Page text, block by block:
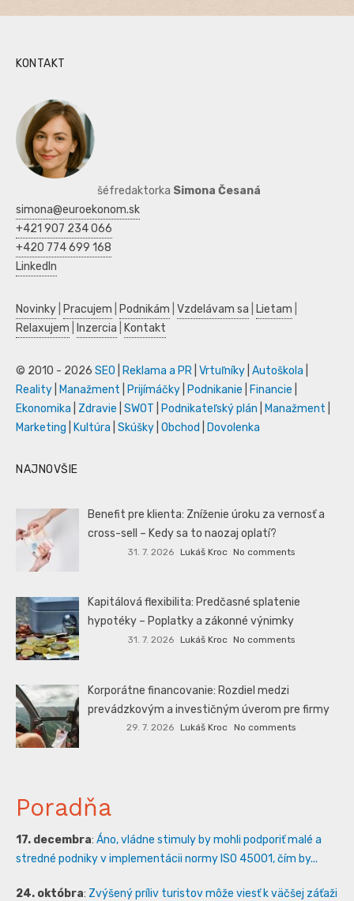
KONTAKT
šéfredaktorka Simona Česaná
simona@euroekonom.sk
+421 907 234 066
+420 774 699 168
LinkedIn
Novinky Pracujem Podnikám Vzdelávam sa Lietam
Relaxujem
Inzercia Kontakt
© 2010 - 2026 SEO Reklama a PR Vrtuľníky Autoškola
Reality
Manažment Prijímáčky Podnikanie Financie
Ekonomika
Zdravie SWOT Podnikateľský plán Manažment
Marketing
Kultúra Skúšky Obchod Dovolenka
NAJNOVŠIE
Benefit pre klienta: Zníženie úroku za vernosť a
cross-sell – Kedy sa to naozaj oplatí?
31. 7. 2026 Lukáš Kroc No comments
Kapitálová flexibilita: Predčasné splatenie
hypotéky – Poplatky a zákonné výnimky
31. 7. 2026 Lukáš Kroc No comments
Korporátne financovanie: Rozdiel medzi
prevádzkovým a investičným úverom pre firmy
29. 7. 2026 Lukáš Kroc No comments
Poradňa
17. decembra: Áno, vládne stimuly by mohli podporiť malé a
stredné podniky v implementácii normy ISO 45001, čím by...
24. októbra: Zvýšený príliv turistov môže viesť k väčšej záťaži